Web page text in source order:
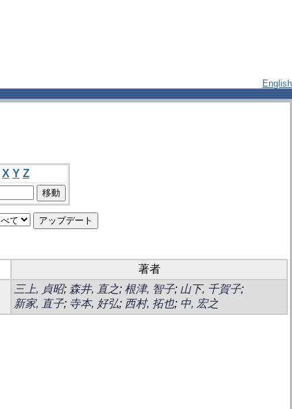
English
X Y Z
著者
三上, 貞昭; 森井, 直之; 根津, 智子; 山下, 千賀子;
新家, 直子; 寺本, 好弘; 西村, 拓也; 中, 宏之